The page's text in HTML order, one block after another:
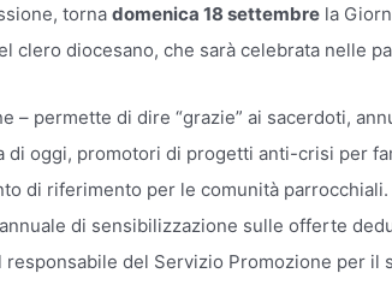
torna domenica 18 settembre la
clero diocesano, che sarà celebrata nelle
– permette di dire “grazie” ai sacerdoti,
di oggi, promotori di progetti anti-crisi per
di riferimento per le comunità
di sensibilizzazione sulle offerte
responsabile del Servizio Promozione per il